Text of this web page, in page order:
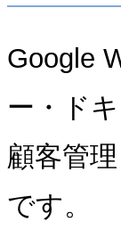
Google
ー・ド
顧客管
です。